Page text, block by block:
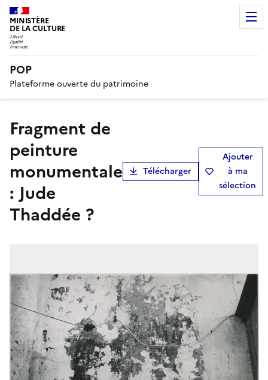
MINISTÈRE
DE LA CULTURE
POP
Plateforme ouverte du patrimoine
fragment de
peinture
monumentale
: Jude
Thaddée ?
Télécharger
Ajouter
à ma
sélection